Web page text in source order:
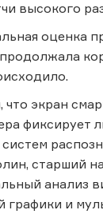
высокого
оценка
экран
фиксирует
старший
анализ
графики и